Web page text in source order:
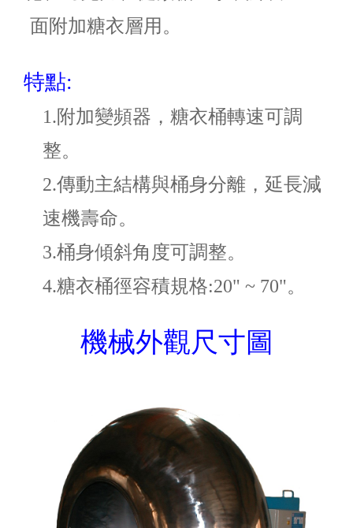
面附加糖衣層用。
特點:
1.附加變頻器，糖衣桶轉速可調
整。
2.傳動主結構與桶身分離，延長減
速機壽命。
3.桶身傾斜角度可調整。
4.糖衣桶徑容積規格:20" ~ 70"。
機械外觀尺寸圖